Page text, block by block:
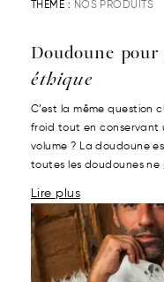
THÈME : NOS PRODUITS
Doudoune
éthique
C’est la même question
froid tout en conservant
volume ? La doudoune
toutes les doudounes ne
Lire plus